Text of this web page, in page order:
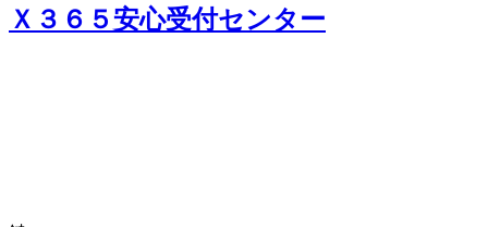
Ｘ３６５安心受付センター